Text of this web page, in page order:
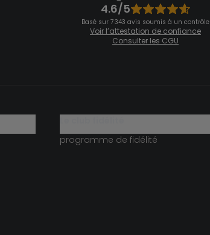
4.6/5
Basé sur 7 343 avis soumis à un contrôle
Voir l’attestation de confiance
Consulter les CGU
programme de fidélité